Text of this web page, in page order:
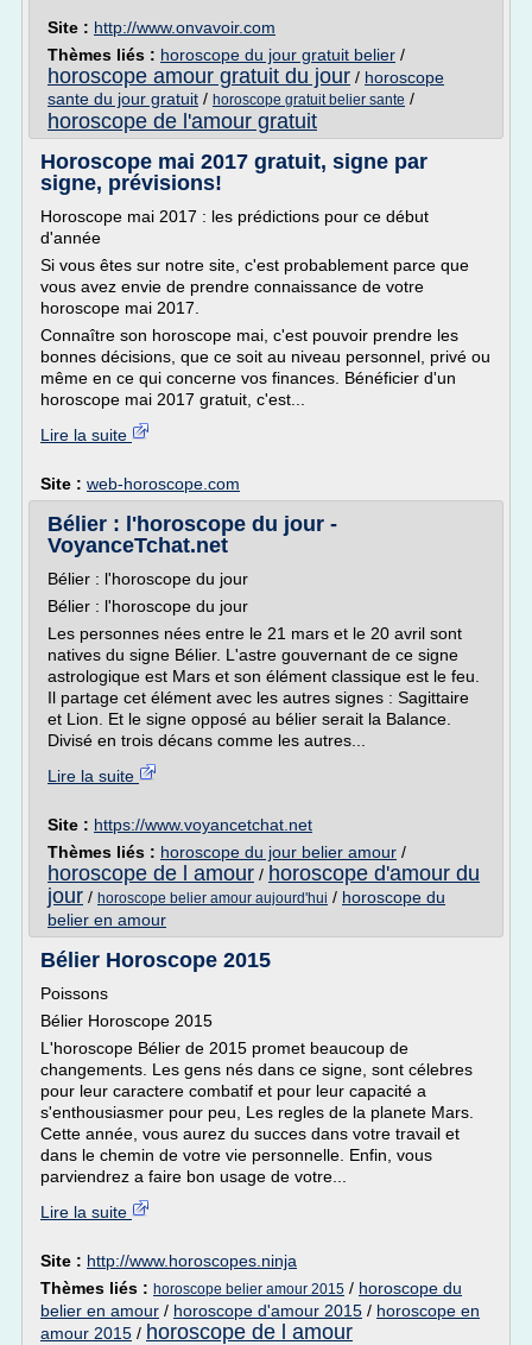
Site : http://www.onvavoir.com
Thèmes liés : horoscope du jour gratuit belier /
horoscope amour gratuit du jour / horoscope
sante du jour gratuit / horoscope gratuit belier sante /
horoscope de l'amour gratuit
Horoscope mai 2017 gratuit, signe par
signe, prévisions!
Horoscope mai 2017 : les prédictions pour ce début
d'année
Si vous êtes sur notre site, c'est probablement parce que
vous avez envie de prendre connaissance de votre
horoscope mai 2017.
Connaître son horoscope mai, c'est pouvoir prendre les
bonnes décisions, que ce soit au niveau personnel, privé ou
même en ce qui concerne vos finances. Bénéficier d'un
horoscope mai 2017 gratuit, c'est...
Lire la suite
Site : web-horoscope.com
Bélier : l'horoscope du jour -
VoyanceTchat.net
Bélier : l'horoscope du jour
Bélier : l'horoscope du jour
Les personnes nées entre le 21 mars et le 20 avril sont
natives du signe Bélier. L'astre gouvernant de ce signe
astrologique est Mars et son élément classique est le feu.
Il partage cet élément avec les autres signes : Sagittaire
et Lion. Et le signe opposé au bélier serait la Balance.
Divisé en trois décans comme les autres...
Lire la suite
Site : https://www.voyancetchat.net
Thèmes liés : horoscope du jour belier amour /
horoscope de l amour / horoscope d'amour du
jour / horoscope belier amour aujourd'hui / horoscope du
belier en amour
Bélier Horoscope 2015
Poissons
Bélier Horoscope 2015
L'horoscope Bélier de 2015 promet beaucoup de
changements. Les gens nés dans ce signe, sont célebres
pour leur caractere combatif et pour leur capacité a
s'enthousiasmer pour peu, Les regles de la planete Mars.
Cette année, vous aurez du succes dans votre travail et
dans le chemin de votre vie personnelle. Enfin, vous
parviendrez a faire bon usage de votre...
Lire la suite
Site : http://www.horoscopes.ninja
Thèmes liés : horoscope belier amour 2015 / horoscope du
belier en amour / horoscope d'amour 2015 / horoscope en
amour 2015 / horoscope de l amour